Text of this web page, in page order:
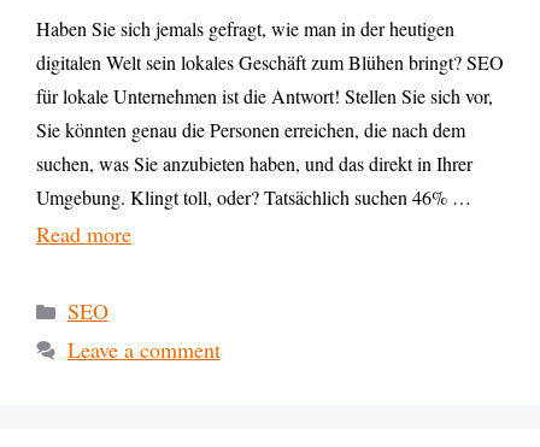
Haben Sie sich jemals gefragt, wie man in der heutigen
digitalen Welt sein lokales Geschäft zum Blühen bringt? SEO
für lokale Unternehmen ist die Antwort! Stellen Sie sich vor,
Sie könnten genau die Personen erreichen, die nach dem
suchen, was Sie anzubieten haben, und das direkt in Ihrer
Umgebung. Klingt toll, oder? Tatsächlich suchen 46% …
Read more
SEO
Leave a comment